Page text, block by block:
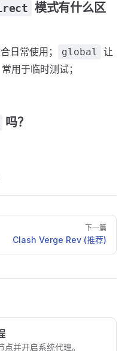
模式有什么区
日常使用； global
让
用于临时测试；
吗？
下一篇
Clash Verge Rev (推荐)
并开启系统代理。